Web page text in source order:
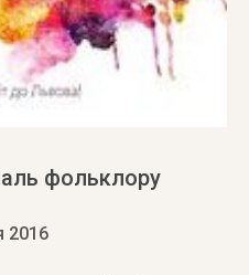
фольклору
2016